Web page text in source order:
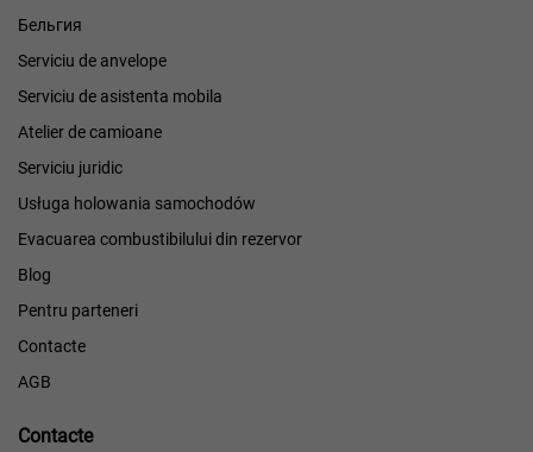
Бельгия
Serviciu de anvelope
Serviciu de asistenta mobila
Atelier de camioane
Serviciu juridic
Usługa holowania samochodów
Evacuarea combustibilului din rezervor
Blog
Pentru parteneri
Contacte
AGB
Contacte